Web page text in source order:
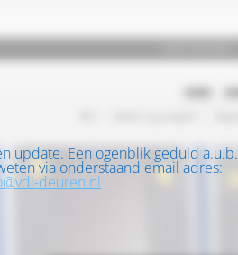
update. Een ogenblik geduld a.u.b.
via onderstaand email adres:
deuren.nl